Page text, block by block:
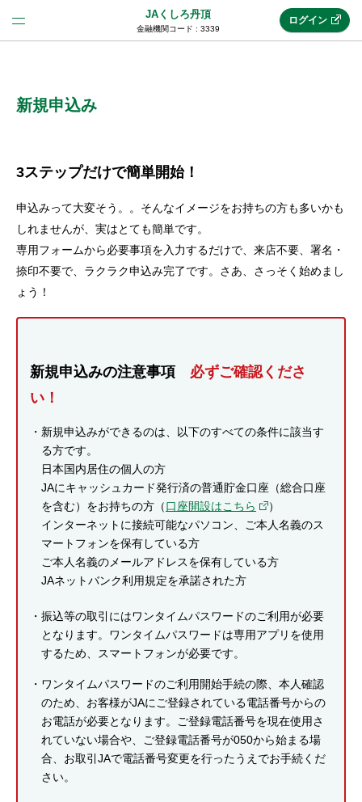
JAくしろ丹頂
金融機関コード : 3339
メリット
機能・サービス
セキュリティ
使い方
困った時は
ログイン
新規申込み
3ステップだけで簡単開始！
申込みって大変そう。。そんなイメージをお持ちの方も多いかも
しれませんが、実はとても簡単です。
専用フォームから必要事項を入力するだけで、来店不要、署名・
捺印不要で、ラクラク申込み完了です。さあ、さっそく始めまし
ょう！
新規申込みの注意事項 必ずご確認くださ
い！
新規申込みができるのは、以下のすべての条件に該当す
る方です。
日本国内居住の個人の方
JAにキャッシュカード発行済の普通貯金口座（総合口座
を含む）をお持ちの方（口座開設はこちら
）
インターネットに接続可能なパソコン、ご本人名義のス
マートフォンを保有している方
ご本人名義のメールアドレスを保有している方
JAネットバンク利用規定を承諾された方
振込等の取引にはワンタイムパスワードのご利用が必要
となります。ワンタイムパスワードは専用アプリを使用
するため、スマートフォンが必要です。
ワンタイムパスワードのご利用開始手続の際、本人確認
のため、お客様がJAにご登録されている電話番号からの
お電話が必要となります。ご登録電話番号を現在使用さ
れていない場合や、ご登録電話番号が050から始まる場
合、お取引JAで電話番号変更を行ったうえでお手続くだ
さい。